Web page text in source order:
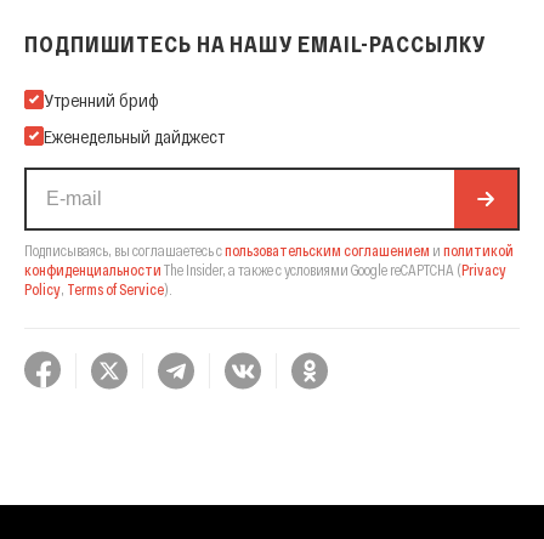
ПОДПИШИТЕСЬ НА НАШУ EMAIL-РАССЫЛКУ
Подпишитесь на нашу Email-рассылку
Утренний бриф
Еженедельный дайджест
Подписываясь, вы соглашаетесь спользовательским соглашением и политикой
конфиденциальности The Insider, а также с условиями Google reCAPTCHA (Privacy
Policy Terms of Service).